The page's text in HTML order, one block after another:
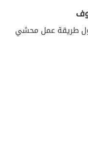
طريقة عمل محشي